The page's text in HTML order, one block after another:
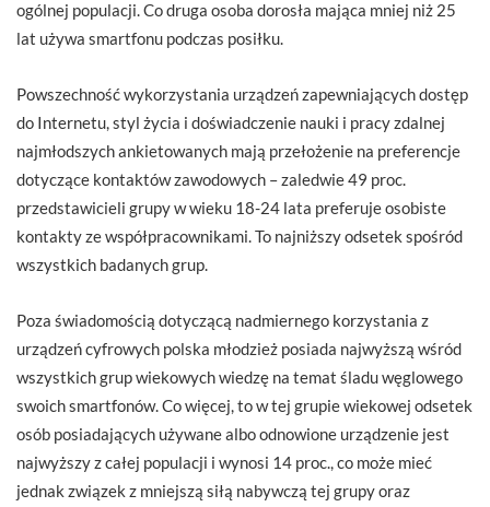
ogólnej populacji. Co druga osoba dorosła mająca mniej niż 25
lat używa smartfonu podczas posiłku.
Powszechność wykorzystania urządzeń zapewniających dostęp
do Internetu, styl życia i doświadczenie nauki i pracy zdalnej
najmłodszych ankietowanych mają przełożenie na preferencje
dotyczące kontaktów zawodowych – zaledwie 49 proc.
przedstawicieli grupy w wieku 18-24 lata preferuje osobiste
kontakty ze współpracownikami. To najniższy odsetek spośród
wszystkich badanych grup.
Poza świadomością dotyczącą nadmiernego korzystania z
urządzeń cyfrowych polska młodzież posiada najwyższą wśród
wszystkich grup wiekowych wiedzę na temat śladu węglowego
swoich smartfonów. Co więcej, to w tej grupie wiekowej odsetek
osób posiadających używane albo odnowione urządzenie jest
najwyższy z całej populacji i wynosi 14 proc., co może mieć
jednak związek z mniejszą siłą nabywczą tej grupy oraz